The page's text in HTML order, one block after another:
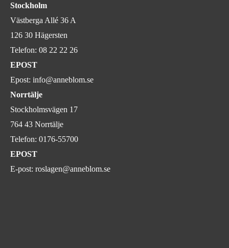
Stockholm
Västberga Allé 36 A
126 30 Hägersten
Telefon: 08 22 22 26
EPOST
Epost: info@anneblom.se
Norrtälje
Stockholmsvägen 17
764 43 Norrtälje
Telefon: 0176-55700
EPOST
E-post: roslagen@anneblom.se